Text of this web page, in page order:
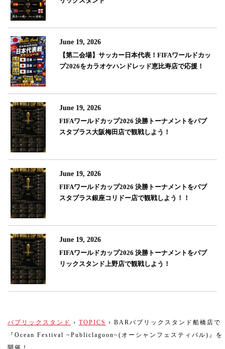
June 19, 2026
【第二会場】サッカー日本代表！FIFAワールドカッ
プ2026をカラオケハンドレッド恵比寿店で応援！
June 19, 2026
FIFAワールドカップ2026 決勝トーナメントをパブ
スタプラス大阪梅田店で観戦しよう！
June 19, 2026
FIFAワールドカップ2026 決勝トーナメントをパブ
スタプラス銀座コリドー店で観戦しよう！！
June 19, 2026
FIFAワールドカップ2026 決勝トーナメントをパブ
リックスタンド上野店で観戦しよう！
パブリックスタンド › TOPICS › BARパブリックスタンド船橋店で
『Ocean Festival ~Publiclagoon~(オーシャンフェスティバル)』を
開催！